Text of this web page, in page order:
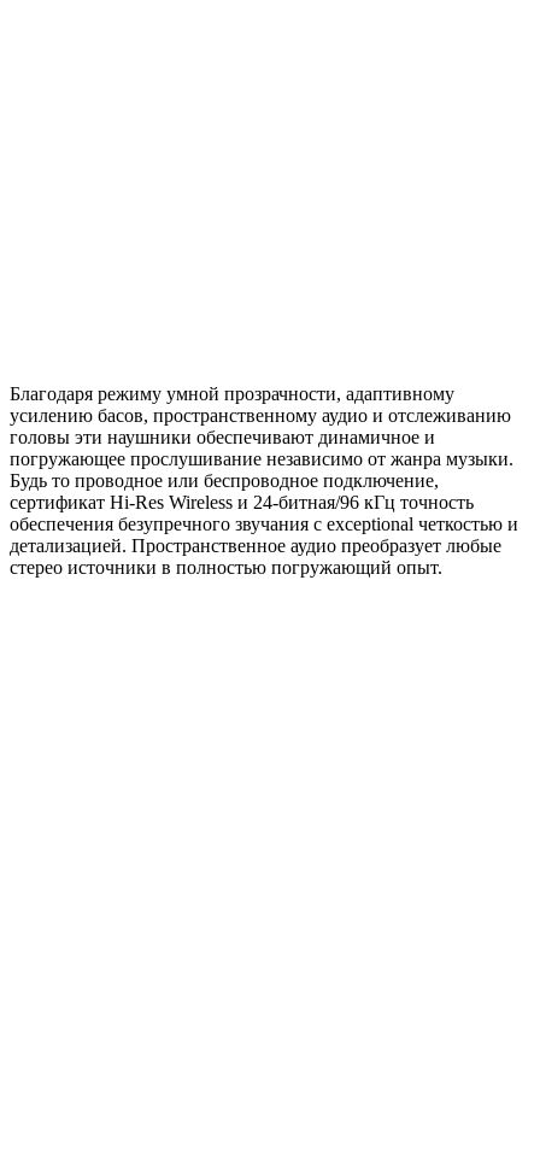
Благодаря режиму умной прозрачности, адаптивному
усилению басов, пространственному аудио и отслеживанию
головы эти наушники обеспечивают динамичное и
погружающее прослушивание независимо от жанра музыки.
Будь то проводное или беспроводное подключение,
сертификат Hi-Res Wireless и 24-битная/96 кГц точность
обеспечения безупречного звучания с exceptional четкостью и
детализацией. Пространственное аудио преобразует любые
стерео источники в полностью погружающий опыт.